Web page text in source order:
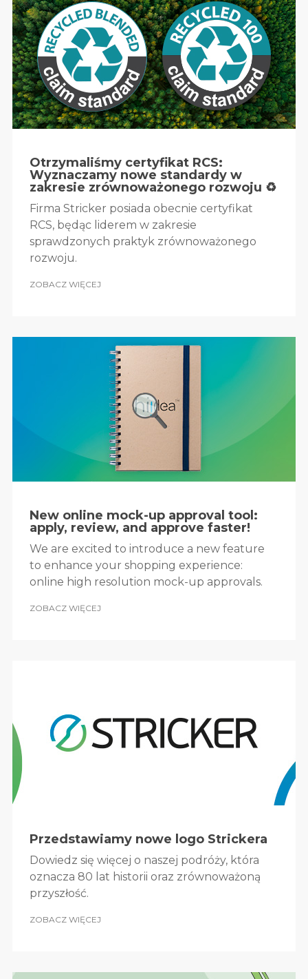
Otrzymaliśmy certyfikat RCS:
Wyznaczamy nowe standardy w
zakresie zrównoważonego rozwoju ♻️
Firma Stricker posiada obecnie certyfikat
RCS, będąc liderem w zakresie
sprawdzonych praktyk zrównoważonego
rozwoju.
ZOBACZ WIĘCEJ
New online mock-up approval tool:
apply, review, and approve faster!
We are excited to introduce a new feature
to enhance your shopping experience:
online high resolution mock-up approvals.
ZOBACZ WIĘCEJ
Przedstawiamy nowe logo Strickera
Dowiedz się więcej o naszej podróży, która
oznacza 80 lat historii oraz zrównoważoną
przyszłość.
ZOBACZ WIĘCEJ